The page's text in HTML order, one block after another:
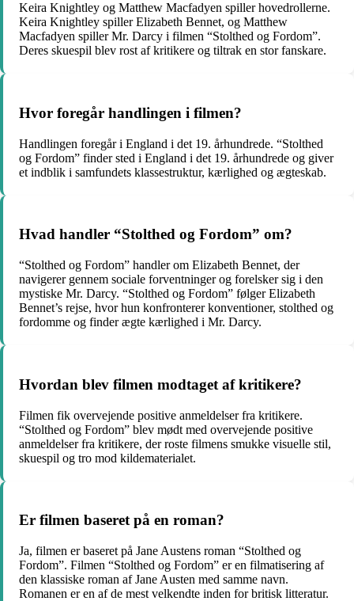
Keira Knightley og Matthew Macfadyen spiller hovedrollerne.
Keira Knightley spiller Elizabeth Bennet, og Matthew
Macfadyen spiller Mr. Darcy i filmen “Stolthed og Fordom”.
Deres skuespil blev rost af kritikere og tiltrak en stor fanskare.
Hvor foregår handlingen i filmen?
Handlingen foregår i England i det 19. århundrede. “Stolthed
og Fordom” finder sted i England i det 19. århundrede og giver
et indblik i samfundets klassestruktur, kærlighed og ægteskab.
Hvad handler “Stolthed og Fordom” om?
“Stolthed og Fordom” handler om Elizabeth Bennet, der
navigerer gennem sociale forventninger og forelsker sig i den
mystiske Mr. Darcy. “Stolthed og Fordom” følger Elizabeth
Bennet’s rejse, hvor hun konfronterer konventioner, stolthed og
fordomme og finder ægte kærlighed i Mr. Darcy.
Hvordan blev filmen modtaget af kritikere?
Filmen fik overvejende positive anmeldelser fra kritikere.
“Stolthed og Fordom” blev mødt med overvejende positive
anmeldelser fra kritikere, der roste filmens smukke visuelle stil,
skuespil og tro mod kildematerialet.
Er filmen baseret på en roman?
Ja, filmen er baseret på Jane Austens roman “Stolthed og
Fordom”. Filmen “Stolthed og Fordom” er en filmatisering af
den klassiske roman af Jane Austen med samme navn.
Romanen er en af de mest velkendte inden for britisk litteratur.